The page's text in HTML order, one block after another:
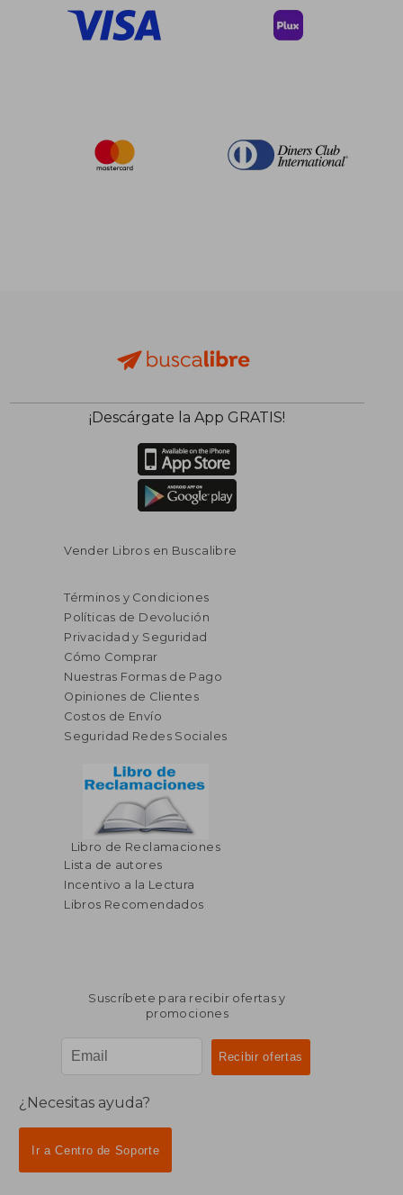
¡Descárgate la App GRATIS!
Vender Libros en Buscalibre
Términos y Condiciones
Políticas de Devolución
Privacidad y Seguridad
Cómo Comprar
Nuestras Formas de Pago
Opiniones de Clientes
Costos de Envío
Seguridad Redes Sociales
Libro de Reclamaciones
Lista de autores
Incentivo a la Lectura
Libros Recomendados
Suscríbete para recibir ofertas y
promociones
¿Necesitas ayuda?
Ir a Centro de Soporte